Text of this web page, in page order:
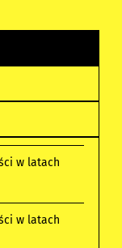
w latach
w latach